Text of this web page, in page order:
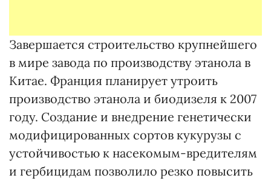
Завершается строительство крупнейшего
в мире завода по производству этанола в
Китае. Франция планирует утроить
производство этанола и биодизеля к 2007
году. Создание и внедрение генетически
модифицированных сортов кукурузы с
устойчивостью к насекомым-вредителям
и гербицидам позволило резко повысить